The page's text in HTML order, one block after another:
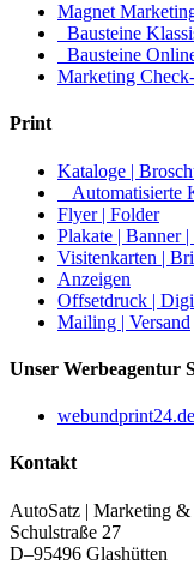
Magnet
Bausteine
Bausteine
Marketing
Print
Kataloge |
Automatisierte
Flyer | Folder
Plakate | Banner
Visitenkarten |
Anzeigen
Offsetdruck |
Mailing | Versand
Unser Werbeagentur
webundprint24.de
Kontakt
AutoSatz | Marketing &
Schulstraße 27
D–95496 Glashütten